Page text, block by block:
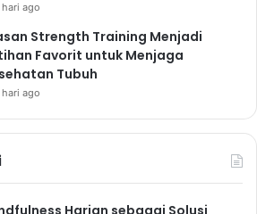
melakukan olahraga berat.
ringan dan secara bertahap
Berolahraga bersama teman
yang teratur:
hari ago
Strength Training Menjadi
Favorit untuk Menjaga
Tubuh
ago